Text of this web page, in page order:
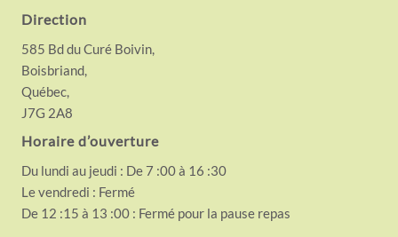
Direction
585 Bd du Curé Boivin,
Boisbriand,
Québec,
J7G 2A8
Horaire d’ouverture
Du lundi au jeudi : De 7 :00 à 16 :30
Le vendredi : Fermé
De 12 :15 à 13 :00 : Fermé pour la pause repas